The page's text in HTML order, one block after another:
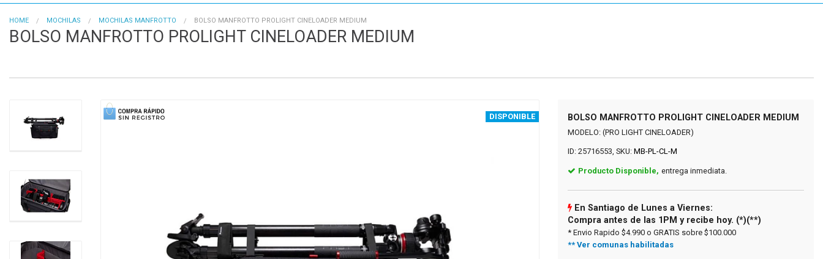
HOME MOCHILAS MOCHILAS MANFROTTO BOLSO MANFROTTO PROLIGHT CINELOADER MEDIUM
BOLSO MANFROTTO PROLIGHT CINELOADER MEDIUM
DISPONIBLE
1 of 4
BOLSO MANFROTTO PROLIGHT CINELOADER MEDIUM
MODELO: (PRO LIGHT CINELOADER)
ID: 25716553, SKU: MB-PL-CL-M
Producto Disponible, entrega inmediata.
En Santiago de Lunes a Viernes:
Compra antes de las 1PM y recibe hoy. (*)(**)
* Envio Rapido $4.990 o GRATIS sobre $100.000
** Ver comunas habilitadas